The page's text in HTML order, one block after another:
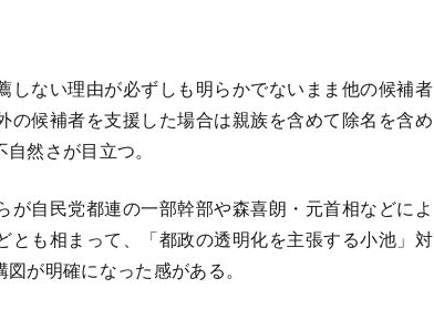
ない理由が必ずしも明らかでないまま他の候補者
候補者を支援した場合は親族を含めて除名を含め
然さが目立つ。
自民党都連の一部幹部や森喜朗・元首相などによ
とも相まって、「都政の透明化を主張する小池」対
が明確になった感がある。